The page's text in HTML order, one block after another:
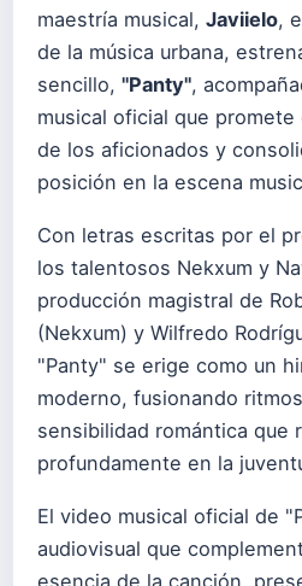
maestría musical, Javiielo,
de la música urbana,
sencillo, "Panty",
musical oficial que
de los aficionados y
posición en la escena
Con letras escritas por el
los talentosos Nekxum y
producción magistral de
(Nekxum) y Wilfredo
"Panty" se erige como un
moderno, fusionando
sensibilidad romántica que
profundamente en la
El video musical oficial de
audiovisual que